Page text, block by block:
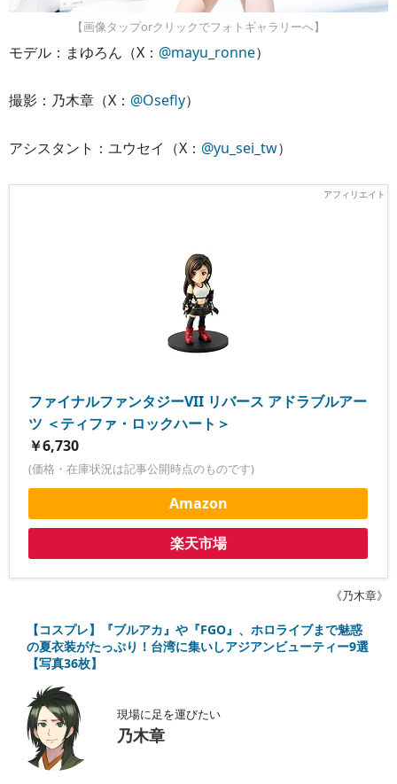
【画像タップorクリックでフォトギャラリーへ】
モデル：まゆろん（X： @mayu_ronne）
撮影：乃木章（X： @Osefly）
アシスタント：ユウセイ（X： @yu_sei_tw）
ファイナルファンタジーVII リバース アドラブルアー
ツ ＜ティファ・ロックハート＞
￥6,730
(価格・在庫状況は記事公開時点のものです)
Amazon
楽天市場
《乃木章》
【コスプレ】『ブルアカ』や『FGO』、ホロライブまで魅惑
の夏衣装がたっぷり！台湾に集いしアジアンビューティー9選
【写真36枚】
現場に足を運びたい
乃木章